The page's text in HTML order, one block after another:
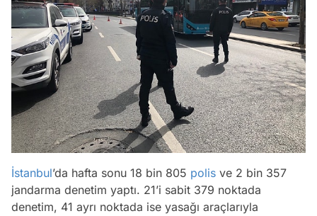
İstanbul’da hafta sonu 18 bin 805 polis ve 2 bin 357
jandarma denetim yaptı. 21’i sabit 379 noktada
denetim, 41 ayrı noktada ise yasağı araçlarıyla